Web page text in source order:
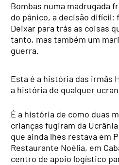
Bombas numa madrugada
do pânico, a decisão difícil:
Deixar para trás as coisas
tanto, mas também um
guerra.
Esta é a história das irmãs
a história de qualquer
É a história de como duas
crianças fugiram da
que ainda lhes restava em
Restaurante Noélia, em
centro de apoio logístico